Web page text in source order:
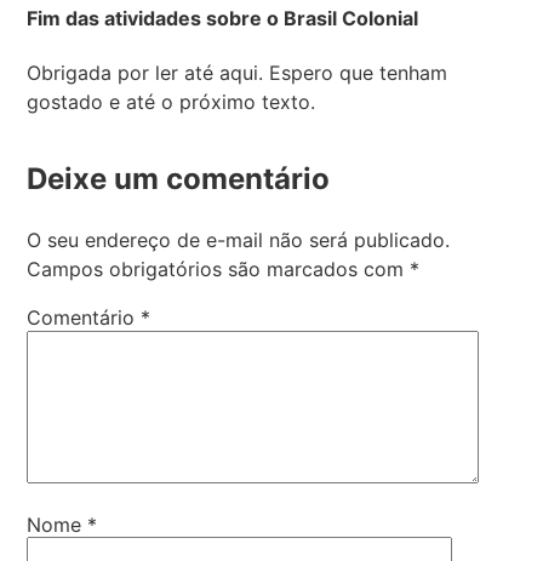
Fim das atividades sobre o Brasil Colonial
Obrigada por ler até aqui. Espero que tenham
gostado e até o próximo texto.
Deixe um comentário
O seu endereço de e-mail não será publicado.
Campos obrigatórios são marcados com *
Comentário *
Nome *